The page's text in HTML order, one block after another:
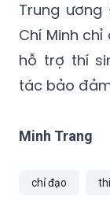
viên tham
Phó Thủ
Trung ương
Chí Minh
tác bảo
Minh Trang